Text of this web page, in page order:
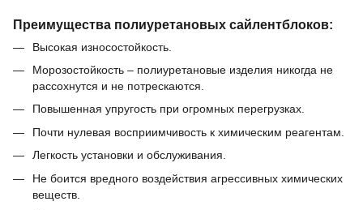
Преимущества полиуретановых сайлентблоков:
Высокая износостойкость.
Морозостойкость – полиуретановые изделия никогда не
рассохнутся и не потрескаются.
Повышенная упругость при огромных перегрузках.
Почти нулевая восприимчивость к химическим реагентам.
Легкость установки и обслуживания.
Не боится вредного воздействия агрессивных химических
веществ.